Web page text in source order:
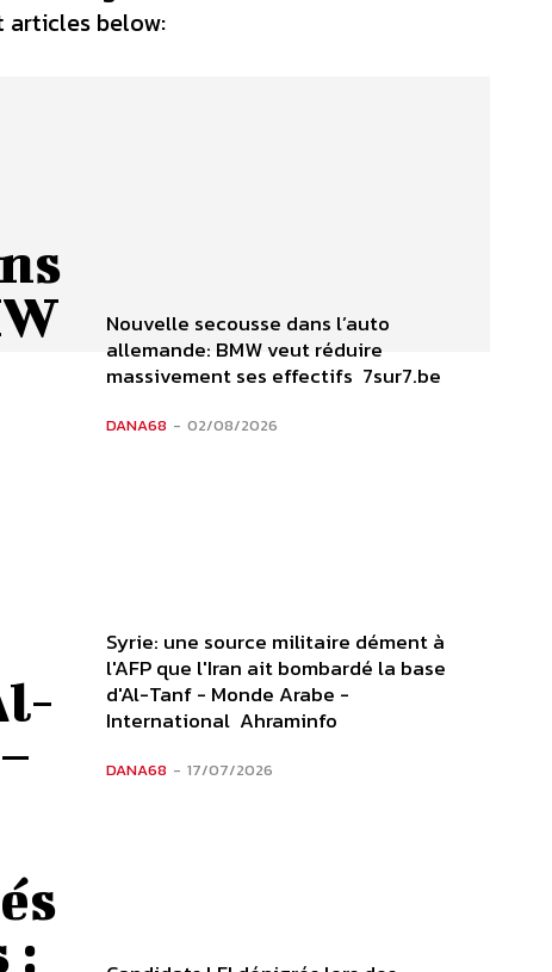
articles below:
Nouvelle secousse dans l’auto
allemande: BMW veut réduire
massivement ses effectifs 7sur7.be
DANA68 - 02/08/2026
Syrie: une source militaire dément à
l'AFP que l'Iran ait bombardé la base
d'Al-Tanf - Monde Arabe -
International Ahraminfo
DANA68 - 17/07/2026
: